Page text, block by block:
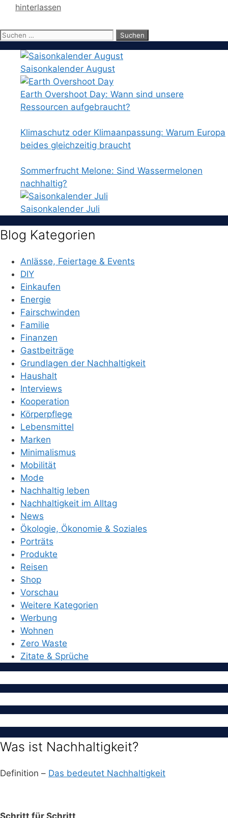
hinterlassen
Suchen
Saisonkalender August
Earth Overshoot Day: Wann sind unsere
Ressourcen aufgebraucht?
Klimaschutz oder Klimaanpassung: Warum Europa
beides gleichzeitig braucht
Sommerfrucht Melone: Sind Wassermelonen
nachhaltig?
Saisonkalender Juli
Blog Kategorien
Anlässe, Feiertage & Events
DIY
Einkaufen
Energie
Fairschwinden
Familie
Finanzen
Gastbeiträge
Grundlagen der Nachhaltigkeit
Haushalt
Interviews
Kooperation
Körperpflege
Lebensmittel
Marken
Minimalismus
Mobilität
Mode
Nachhaltig leben
Nachhaltigkeit im Alltag
News
Ökologie, Ökonomie & Soziales
Porträts
Produkte
Reisen
Shop
Vorschau
Weitere Kategorien
Werbung
Wohnen
Zero Waste
Zitate & Sprüche
Was ist Nachhaltigkeit?
Definition – Das bedeutet Nachhaltigkeit
Schritt für Schritt